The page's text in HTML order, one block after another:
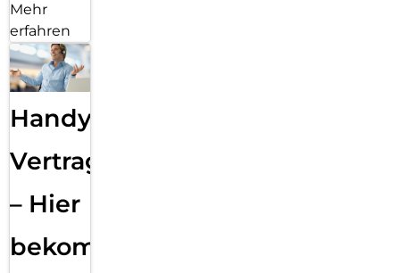
Mehr
erfahren
Handy
Vertragsabwicklung
– Hier
bekommst